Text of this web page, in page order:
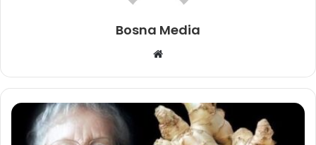
Bosna Media
Website